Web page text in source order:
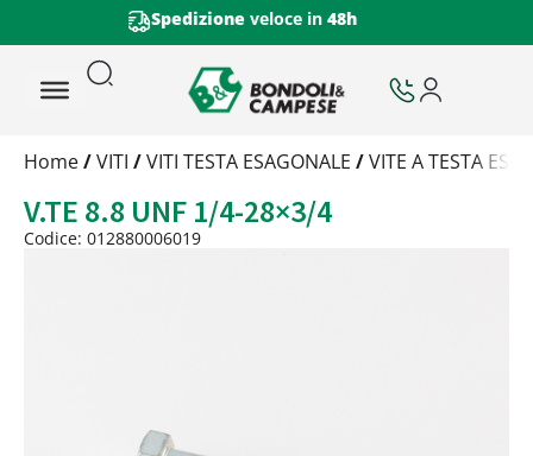
Certificazione di Qualità Viteria
Trattamento
Peso
Quantità
Home/VITI /VITI TESTA ESAGONALE /VITE A TESTA
V.TE 8.8 UNF 1/4-28×3/4
Codice: 012880006019